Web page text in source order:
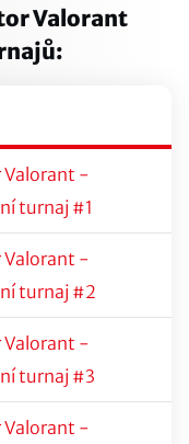
Valorant
Valorant -
turnaj #1
Valorant -
turnaj #2
Valorant -
turnaj #3
Valorant -